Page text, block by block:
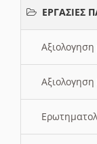
ΕΡΓΑΣΙΕΣ